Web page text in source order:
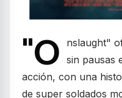
"O
nslaught"
sin pausas
acción, con una
de super soldados